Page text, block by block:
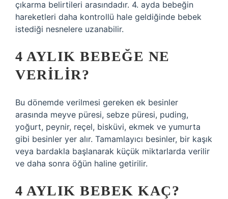
çıkarma belirtileri arasındadır. 4. ayda bebeğin
hareketleri daha kontrollü hale geldiğinde bebek
istediği nesnelere uzanabilir.
4 AYLIK BEBEĞE NE
VERILIR?
Bu dönemde verilmesi gereken ek besinler
arasında meyve püresi, sebze püresi, puding,
yoğurt, peynir, reçel, bisküvi, ekmek ve yumurta
gibi besinler yer alır. Tamamlayıcı besinler, bir kaşık
veya bardakla başlanarak küçük miktarlarda verilir
ve daha sonra öğün haline getirilir.
4 AYLIK BEBEK KAÇ?